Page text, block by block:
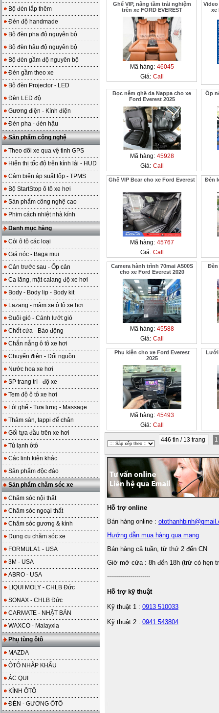
Bộ đèn lắp thêm
Đèn độ handmade
Bộ đèn pha độ nguyên bộ
Bộ đèn hậu độ nguyên bộ
Bộ đèn gầm độ nguyên bộ
Đèn gầm theo xe
Bộ đèn Projector - LED
Đèn LED độ
Gương điện - Kính điện
Đèn pha - đèn hậu
Sản phẩm công nghệ
Theo dõi xe qua vệ tinh GPS
Hiển thị tốc độ trên kính lái - HUD
Cảm biến áp suất lốp - TPMS
Bộ StartStop ô tô xe hơi
Sản phẩm công nghệ cao
Phim cách nhiệt nhà kính
Danh mục hàng
Còi ô tô các loại
Giá nóc - Baga mui
Cản trước sau - Ốp cản
Ca lăng, mặt calang độ xe hơi
Body - Body lip - Body kit
Lazang - mâm xe ô tô xe hơi
Đuôi gió - Cánh lướt gió
Chốt cửa - Báo động
Chắn nắng ô tô xe hơi
Chuyển điện - Đổi nguồn
Nước hoa xe hơi
SP trang trí - độ xe
Tem độ ô tô xe hơi
Lót ghế - Tựa lưng - Massage
Thảm sàn, tappi để chân
Gối tựa đầu trên xe hơi
Tủ lạnh ôtô
Các linh kiện khác
Sản phẩm độc đáo
Sản phẩm chăm sóc xe
Chăm sóc nội thất
Chăm sóc ngoại thất
Chăm sóc gương & kính
Dụng cụ chăm sóc xe
FORMULA1 - USA
3M - USA
ABRO - USA
LIQUI MOLY - CHLB Đức
SONAX - CHLB Đức
CARMATE - NHẬT BẢN
WAXCO - Malayxia
Phụ tùng ôtô
MAZDA
ÔTÔ NHẬP KHẨU
ẮC QUI
KÍNH ÔTÔ
ĐÈN - GƯƠNG ÔTÔ
Ghế VIP, nâng tầm trải nghiệm
trên xe FORD EVEREST
Mã hàng: 46045
Giá: Call
xe
Bọc nệm ghế da Nappa cho xe
Ford Everest 2025
Mã hàng: 45928
Giá: Call
Ốp
Ghế VIP Bcar cho xe Ford Everest
Mã hàng: 45767
Giá: Call
Đèn
Camera hành trình 70mai A500S
cho xe Ford Everest 2020
Mã hàng: 45588
Giá: Call
Đèn
Phụ kiện cho xe Ford Everest
2025
Mã hàng: 45493
Giá: Call
Lưới
446 tin / 13 trang 1
Hỗ trợ online
Bán hàng online :
Hướng dẫn mua hàng qua mạng
Bán hàng cả tuần, từ thứ 2 đến CN
Giờ mở cửa : 8h đến 18h (trừ có hẹn
----------------------
Hỗ trợ kỹ thuật
Kỹ thuật 1 : 0913 510033
Kỹ thuật 2 : 0941 543804